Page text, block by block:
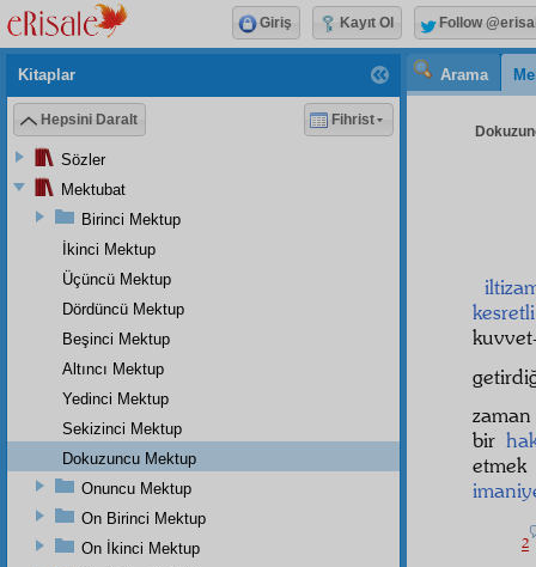
Arama
kesretli
bir
2
Kitaplar
Hepsini Daralt Fihrist
Sözler
Mektubat
Birinci Mektup
İkinci Mektup
Üçüncü Mektup
Dördüncü Mektup
Beşinci Mektup
Altıncı Mektup
Yedinci Mektup
Sekizinci Mektup
Dokuzuncu Mektup
Onuncu Mektup
On Birinci Mektup
On İkinci Mektup
Giriş Kayıt Ol Follow